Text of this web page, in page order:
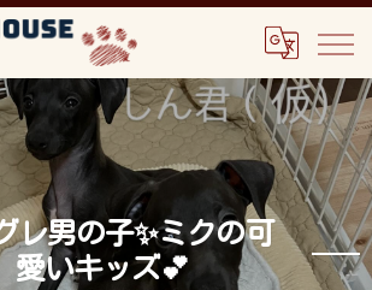
レ男の子✨ミクの可
愛いキッズ💕